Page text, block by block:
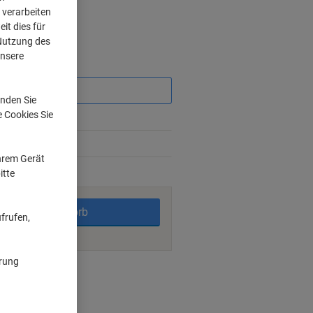
In den Warenkorb
dies für
des
Sie
Sie
Gerät